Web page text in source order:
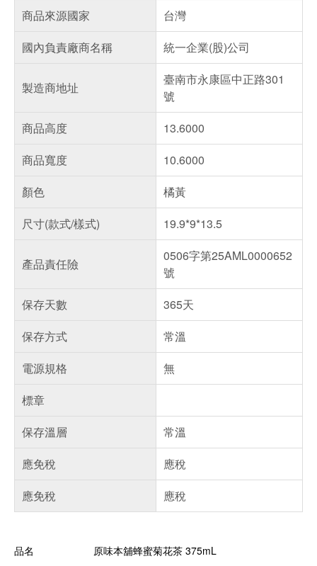
商品來源國家
台灣
國內負責廠商名稱
統一企業(股)公司
製造商地址
臺南市永康區中正路301
號
商品高度
13.6000
商品寬度
10.6000
顏色
橘黃
尺寸(款式/樣式)
19.9*9*13.5
產品責任險
0506字第25AML0000652
號
保存天數
365天
保存方式
常溫
電源規格
無
標章
保存溫層
常溫
應免稅
應稅
應免稅
應稅
品名 原味本舖蜂蜜菊花茶 375mL